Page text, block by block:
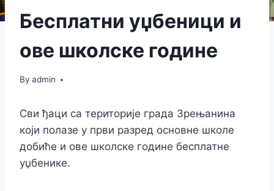
Бесплатни уџбеници и
ове школске године
By admin
Сви ђаци са територије града Зрењанина
који полазе у први разред основне школе
добиће и ове школске године бесплатне
уџбенике.